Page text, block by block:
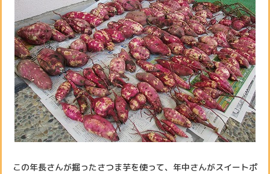
この年長さんが掘ったさつま芋を使って、年中さんがスイートポ